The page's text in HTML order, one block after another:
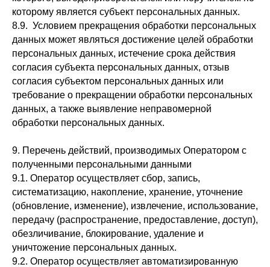
которому является субъект персональных данных.
8.9. Условием прекращения обработки персональных
данных может являться достижение целей обработки
персональных данных, истечение срока действия
согласия субъекта персональных данных, отзыв
согласия субъектом персональных данных или
требование о прекращении обработки персональных
данных, а также выявление неправомерной
обработки персональных данных.
9. Перечень действий, производимых Оператором с
полученными персональными данными
9.1. Оператор осуществляет сбор, запись,
систематизацию, накопление, хранение, уточнение
(обновление, изменение), извлечение, использование,
передачу (распространение, предоставление, доступ),
обезличивание, блокирование, удаление и
уничтожение персональных данных.
9.2. Оператор осуществляет автоматизированную